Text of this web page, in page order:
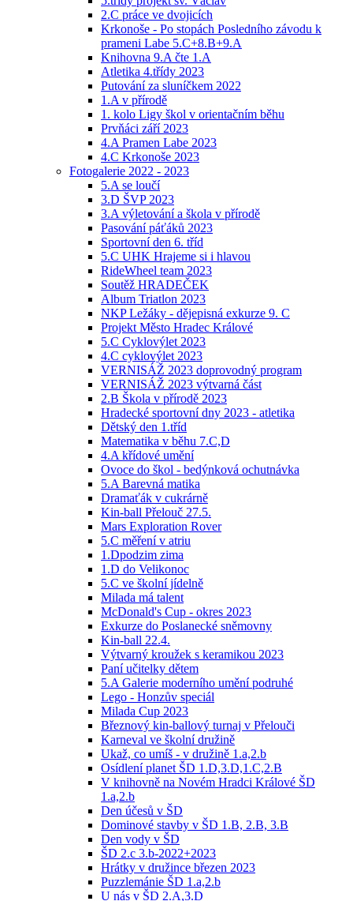
2.C práce ve dvojicích
Krkonoše - Po stopách Posledního závodu k
prameni Labe 5.C+8.B+9.A
Knihovna 9.A čte 1.A
Atletika 4.třídy 2023
Putování za sluníčkem 2022
1.A v přírodě
1. kolo Ligy škol v orientačním běhu
Prvňáci září 2023
4.A Pramen Labe 2023
4.C Krkonoše 2023
Fotogalerie 2022 - 2023
5.A se loučí
3.D ŠVP 2023
3.A výletování a škola v přírodě
Pasování páťáků 2023
Sportovní den 6. tříd
5.C UHK Hrajeme si i hlavou
RideWheel team 2023
Soutěž HRADEČEK
Album Triatlon 2023
NKP Ležáky - dějepisná exkurze 9. C
Projekt Město Hradec Králové
5.C Cyklovýlet 2023
4.C cyklovýlet 2023
VERNISÁŽ 2023 doprovodný program
VERNISÁŽ 2023 výtvarná část
2.B Škola v přírodě 2023
Hradecké sportovní dny 2023 - atletika
Dětský den 1.tříd
Matematika v běhu 7.C,D
4.A křídové umění
Ovoce do škol - bedýnková ochutnávka
5.A Barevná matika
Dramaťák v cukrárně
Kin-ball Přelouč 27.5.
Mars Exploration Rover
5.C měření v atriu
1.Dpodzim zima
1.D do Velikonoc
5.C ve školní jídelně
Milada má talent
McDonald's Cup - okres 2023
Exkurze do Poslanecké sněmovny
Kin-ball 22.4.
Výtvarný kroužek s keramikou 2023
Paní učitelky dětem
5.A Galerie moderního umění podruhé
Lego - Honzův speciál
Milada Cup 2023
Březnový kin-ballový turnaj v Přelouči
Karneval ve školní družině
Ukaž, co umíš - v družině 1.a,2.b
Osídlení planet ŠD 1.D,3.D,1.C,2.B
V knihovně na Novém Hradci Králové ŠD
1.a,2.b
Den účesů v ŠD
Dominové stavby v ŠD 1.B, 2.B, 3.B
Den vody v ŠD
ŠD 2.c 3.b-2022+2023
Hrátky v družince březen 2023
Puzzlemánie ŠD 1.a,2.b
U nás v ŠD 2.A,3.D